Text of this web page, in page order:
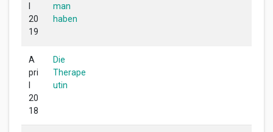
20
19
man
haben
A
pri
20
18
Die
Therape
utin